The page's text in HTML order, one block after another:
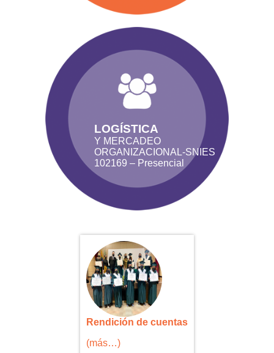
LOGÍSTICA
Y MERCADEO
ORGANIZACIONAL-SNIES
102169 – Presencial
Rendición de cuentas
(más…)